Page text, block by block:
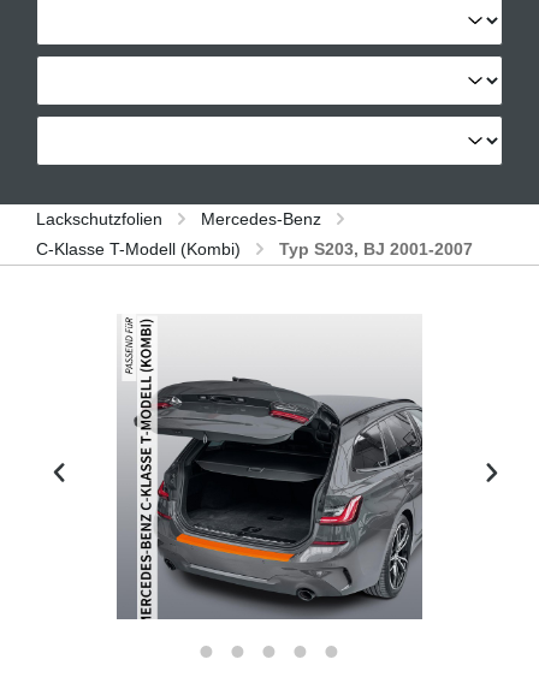
Lackschutzfolien
Mercedes-Benz
C-Klasse T-Modell (Kombi)
Typ S203, BJ 2001-2007
Bildergalerie überspringen